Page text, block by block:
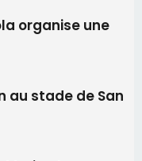
tournoi du
du
Exupery